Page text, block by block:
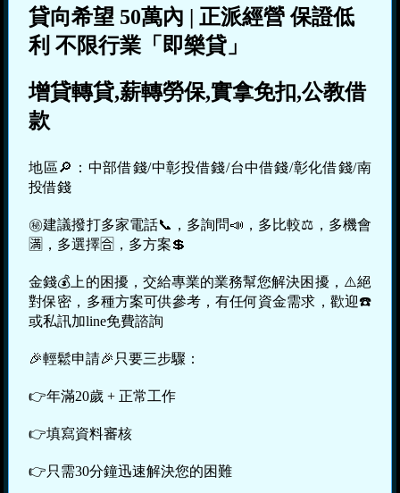
貸向希望 50萬內 | 正派經營保證低
利不限行業「即樂貸」
增貸轉貸,薪轉勞保,實拿免扣,公教借
款
地區🔎：中部借錢/中彰投借錢/台中借錢/彰化借錢/南
投借錢
㊙建議撥打多家電話📞，多詢問📣，多比較⚖，多機會
🈵，多選擇🈴，多方案💲
金錢💰上的困擾，交給專業的業務幫您解決困擾，⚠️絕
對保密，多種方案可供參考，有任何資金需求，歡迎☎️
或私訊加line免費諮詢
🎉輕鬆申請🎉只要三步驟：
👉年滿20歲 + 正常工作
👉填寫資料審核
👉只需30分鐘迅速解決您的困難